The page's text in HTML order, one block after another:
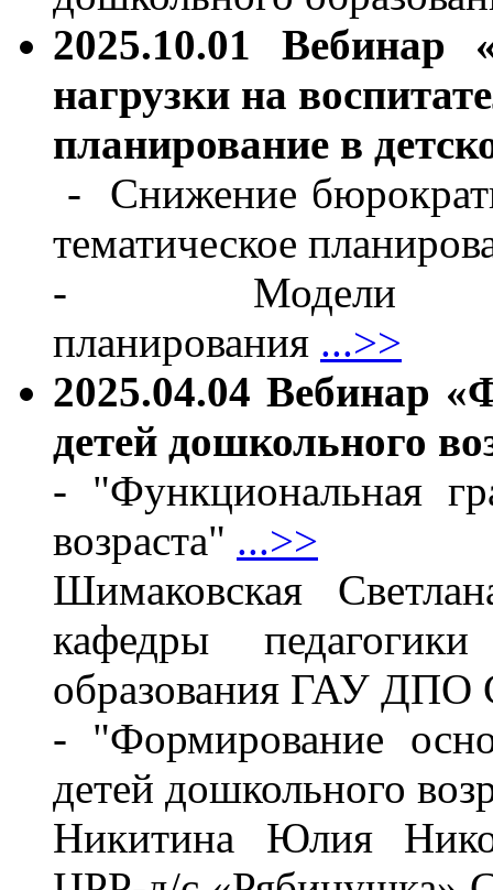
2025.10.01 Вебинар
нагрузки на
планирование в
- Снижение
тематическое
- Модели
планирования ...>>
2025.04.04 Вебинар
детей дошкольного
- "Функциональная
возраста" ...>>
Шимаковская
кафедры
образования ГАУ
- "Формирование
детей дошкольного
Никитина Юлия